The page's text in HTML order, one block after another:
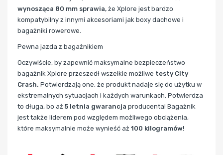
wynosząca 80 mm sprawia, że Xplore jest bardzo
kompatybilny z innymi akcesoriami jak boxy dachowe i
bagażniki rowerowe.
Pewna jazda z bagażnikiem
Oczywiście, by zapewnić maksymalne bezpieczeństwo
bagażnik Xplore przeszedł wszelkie możliwe testy City
Crash. Potwierdzają one, że produkt nadaje się do użytku w
ekstremalnych sytuacjach i każdych warunkach. Potwierdza
to długa, bo aż 5 letnia gwarancja producenta! Bagażnik
jest także liderem pod względem możliwego obciążenia,
które maksymalnie może wynieść aż 100 kilogramów!